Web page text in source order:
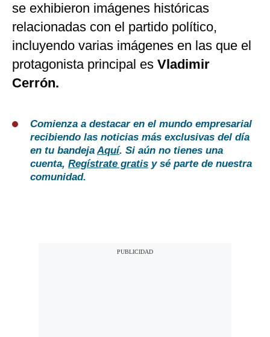
se exhibieron imágenes históricas
relacionadas con el partido político,
incluyendo varias imágenes en las que el
protagonista principal es Vladimir
Cerrón.
Comienza a destacar en el mundo empresarial
recibiendo las noticias más exclusivas del día
en tu bandejaAquí. Si aún no tienes una
cuenta, Regístrate gratis y sé parte de nuestra
comunidad.